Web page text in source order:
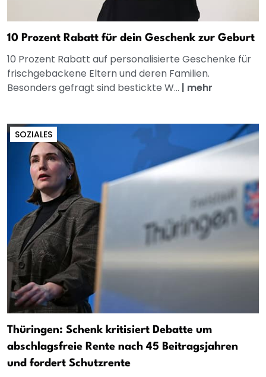
10 Prozent Rabatt für dein Geschenk zur Geburt
10 Prozent Rabatt auf personalisierte Geschenke für
frischgebackene Eltern und deren Familien.
Besonders gefragt sind bestickte W... | mehr
SOZIALES
Thüringen: Schenk kritisiert Debatte um
abschlagsfreie Rente nach 45 Beitragsjahren
und fordert Schutzrente